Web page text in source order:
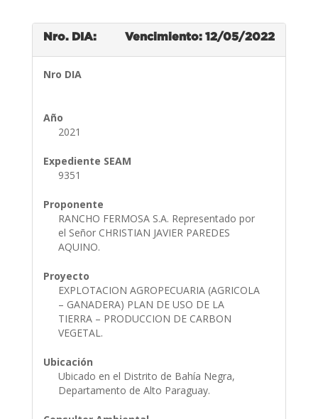
Nro. DIA: Vencimiento: 12/05/2022
Nro DIA
Año
2021
Expediente SEAM
9351
Proponente
RANCHO FERMOSA S.A. Representado por
el Señor CHRISTIAN JAVIER PAREDES
AQUINO.
Proyecto
EXPLOTACION AGROPECUARIA (AGRICOLA
– GANADERA) PLAN DE USO DE LA
TIERRA – PRODUCCION DE CARBON
VEGETAL.
Ubicación
Ubicado en el Distrito de Bahía Negra,
Departamento de Alto Paraguay.